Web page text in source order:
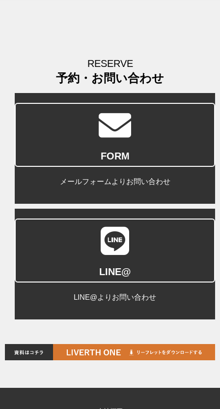
RESERVE
予約・お問い合わせ
FORM
メールフォームよりお問い合わせ
LINE@
LINE@よりお問い合わせ